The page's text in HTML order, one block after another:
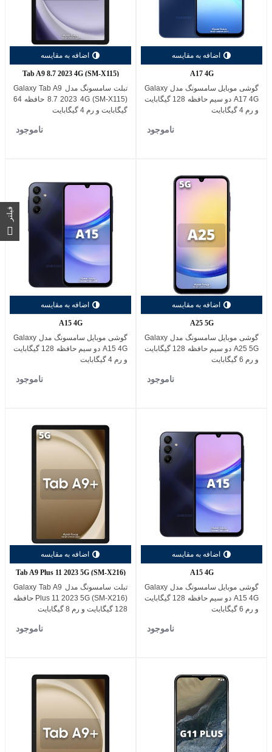
اضافه به مقایسه
A17 4G
گوشی موبایل سامسونگ مدل Galaxy
A17 4G دو سیم حافظه 128 گیگابایت
و رم 4 گیگابایت
ناموجود
اضافه به مقایسه
Tab A9 8.7 2023 4G (SM-X115)
تبلت سامسونگ مدل Galaxy Tab A9
8.7 2023 4G (SM-X115) حافظه 64
گیگابایت و رم 4 گیگابایت
ناموجود
اضافه به مقایسه
A25 5G
گوشی موبایل سامسونگ مدل Galaxy
A25 5G دو سیم حافظه 128 گیگابایت
و رم 6 گیگابایت
ناموجود
اضافه به مقایسه
A15 4G
گوشی موبایل سامسونگ مدل Galaxy
A15 4G دو سیم حافظه 128 گیگابایت
و رم 4 گیگابایت
ناموجود
اضافه به مقایسه
A15 4G
گوشی موبایل سامسونگ مدل Galaxy
A15 4G دو سیم حافظه 128 گیگابایت
و رم 6 گیگابایت
ناموجود
اضافه به مقایسه
Tab A9 Plus 11 2023 5G (SM-X216)
تبلت سامسونگ مدل Galaxy Tab A9
Plus 11 2023 5G (SM-X216) حافظه
128 گیگابایت و رم 8 گیگابایت
ناموجود
فیلتر